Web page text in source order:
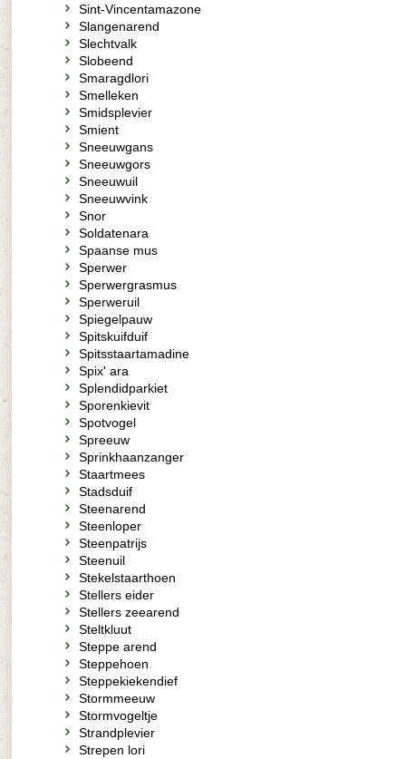
Sint-Vincentamazone
Slangenarend
Slechtvalk
Slobeend
Smaragdlori
Smelleken
Smidsplevier
Smient
Sneeuwgans
Sneeuwgors
Sneeuwuil
Sneeuwvink
Snor
Soldatenara
Spaanse mus
Sperwer
Sperwergrasmus
Sperweruil
Spiegelpauw
Spitskuifduif
Spitsstaartamadine
Spix' ara
Splendidparkiet
Sporenkievit
Spotvogel
Spreeuw
Sprinkhaanzanger
Staartmees
Stadsduif
Steenarend
Steenloper
Steenpatrijs
Steenuil
Stekelstaarthoen
Stellers eider
Stellers zeearend
Steltkluut
Steppe arend
Steppehoen
Steppekiekendief
Stormmeeuw
Stormvogeltje
Strandplevier
Strepen lori